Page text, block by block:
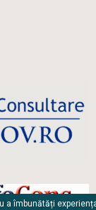
a îmbunătăți